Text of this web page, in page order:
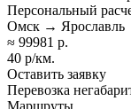
Персональный
Омск → Ярославль
≈ 99981 р.
40 р/км.
Оставить заявку
Перевозка
Маршруты